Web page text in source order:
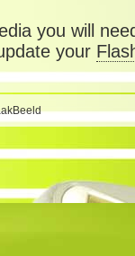
you will
your